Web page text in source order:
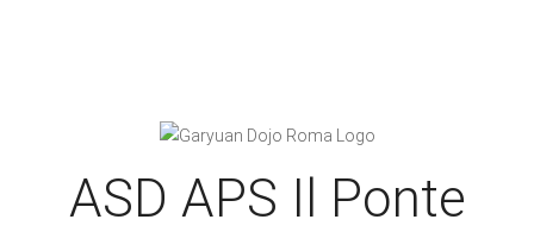
ASD APS Il Ponte